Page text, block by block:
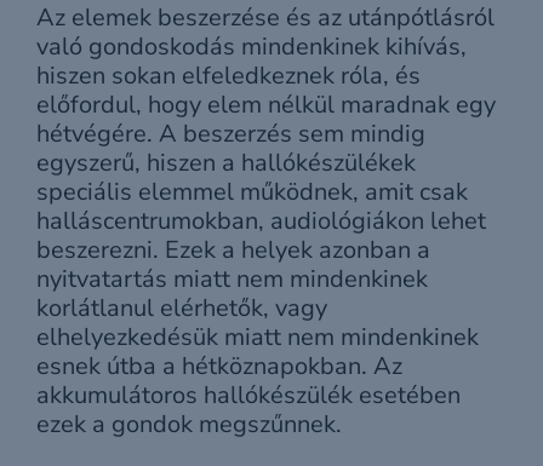
Az elemek beszerzése és az utánpótlásról
való gondoskodás mindenkinek kihívás,
hiszen sokan elfeledkeznek róla, és
előfordul, hogy elem nélkül maradnak egy
hétvégére. A beszerzés sem mindig
egyszerű, hiszen a hallókészülékek
speciális elemmel működnek, amit csak
halláscentrumokban, audiológiákon lehet
beszerezni. Ezek a helyek azonban a
nyitvatartás miatt nem mindenkinek
korlátlanul elérhetők, vagy
elhelyezkedésük miatt nem mindenkinek
esnek útba a hétköznapokban. Az
akkumulátoros hallókészülék esetében
ezek a gondok megszűnnek.